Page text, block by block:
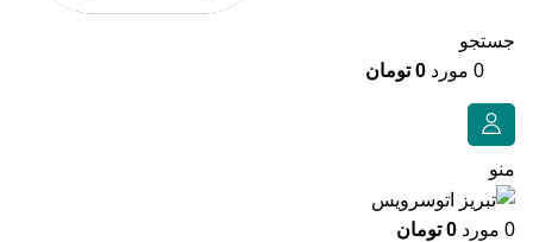
جستجو
0 مورد 0 تومان
منو
0 مورد 0 تومان